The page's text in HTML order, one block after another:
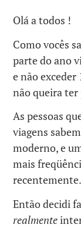
Olá a todos !
Como vocês
parte do ano
e não
não queira ter
As pessoas
viagens
moderno, e
mais
recentemente.
Então decidi
realmente